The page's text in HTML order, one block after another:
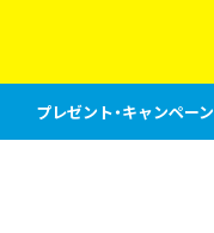
プレゼント・キャンペーン